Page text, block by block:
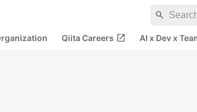
search
Qiita Careers open_in_new AI x Dev x